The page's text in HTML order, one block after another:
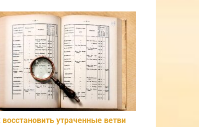
восстановить утраченные ветви